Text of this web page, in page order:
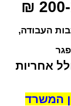
העבודה,
אחריות
המשרד